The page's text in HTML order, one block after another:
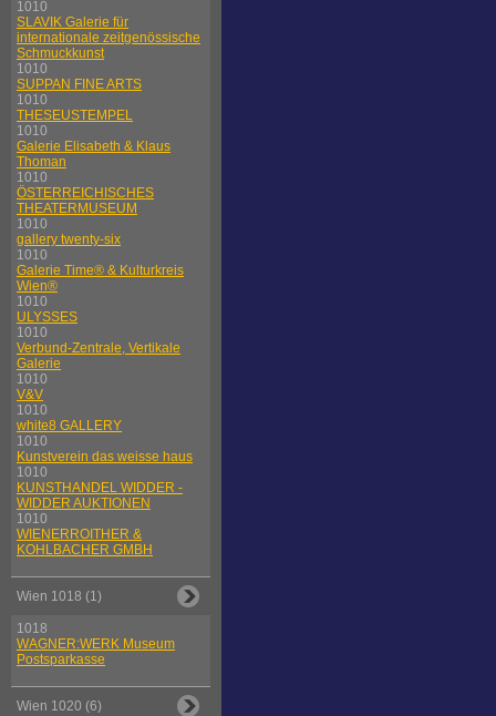
1010
SLAVIK Galerie für
internationale zeitgenössische
Schmuckkunst
1010
SUPPAN FINE ARTS
1010
THESEUSTEMPEL
1010
Galerie Elisabeth & Klaus
Thoman
1010
ÖSTERREICHISCHES
THEATERMUSEUM
1010
gallery twenty-six
1010
Galerie Time® & Kulturkreis
Wien®
1010
ULYSSES
1010
Verbund-Zentrale, Vertikale
Galerie
1010
V&V
1010
white8 GALLERY
1010
Kunstverein das weisse haus
1010
KUNSTHANDEL WIDDER -
WIDDER AUKTIONEN
1010
WIENERROITHER &
KOHLBACHER GMBH
Wien 1018 (1)
1018
WAGNER:WERK Museum
Postsparkasse
Wien 1020 (6)